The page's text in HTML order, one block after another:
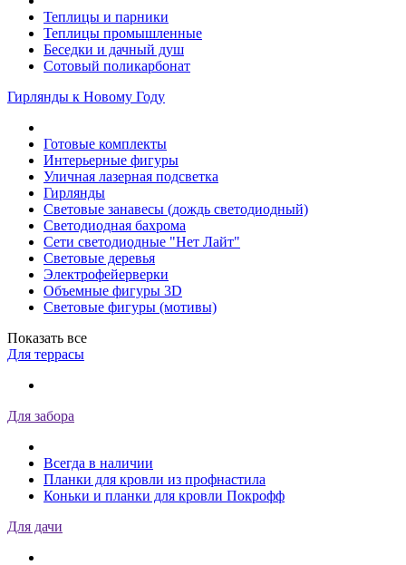
Теплицы и парники
Теплицы промышленные
Беседки и дачный душ
Сотовый поликарбонат
Гирлянды к Новому Году
Готовые комплекты
Интерьерные фигуры
Уличная лазерная подсветка
Гирлянды
Световые занавесы (дождь светодиодный)
Светодиодная бахрома
Сети светодиодные "Нет Лайт"
Световые деревья
Электрофейерверки
Объемные фигуры 3D
Световые фигуры (мотивы)
Показать все
Для террасы
Для забора
Всегда в наличии
Планки для кровли из профнастила
Коньки и планки для кровли Покрофф
Для дачи